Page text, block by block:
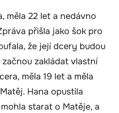
měla 22 let a nedávno
přišla jako šok pro
že její dcery budou
zakládat vlastní
měla 19 let a měla
Hana opustila
starat o Matěje, a